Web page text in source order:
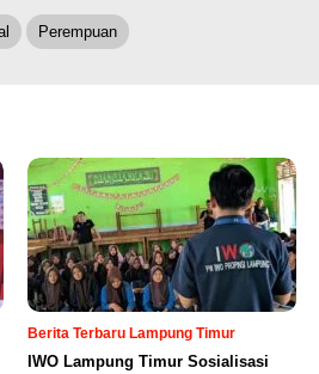
Perempuan
Berita Terbaru Lampung Timur
IWO Lampung Timur Sosialisasi